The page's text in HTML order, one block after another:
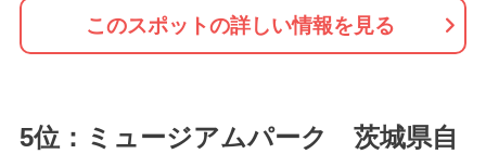
このスポットの詳しい情報を見る
5位：ミュージアムパーク 茨城県自